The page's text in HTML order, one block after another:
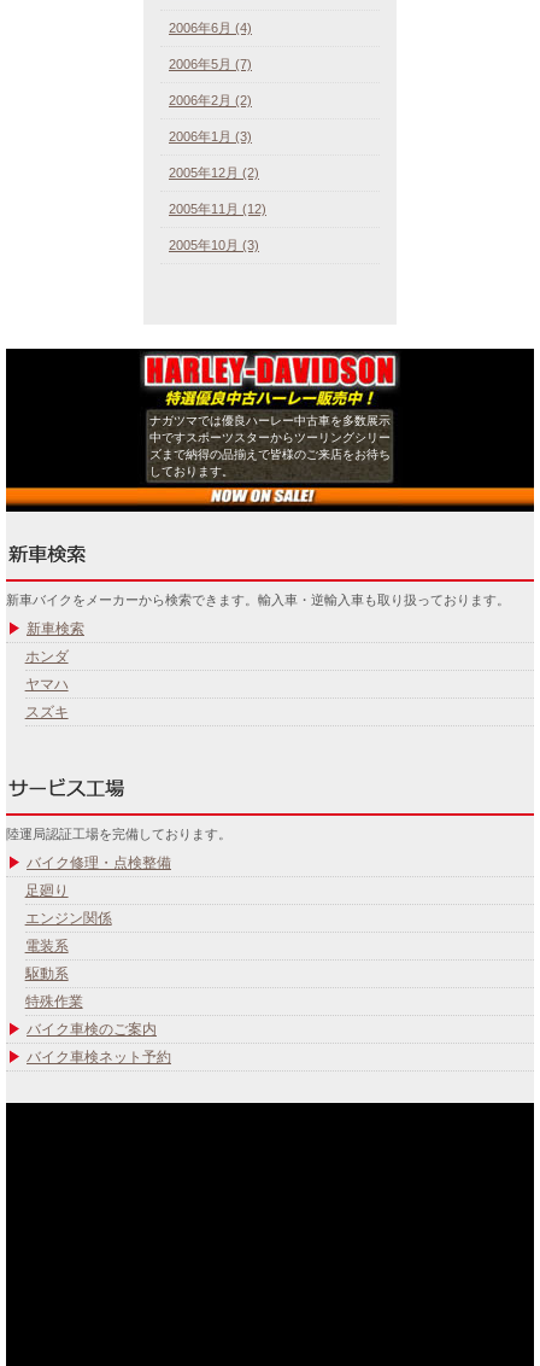
2006年6月 (4)
2006年5月 (7)
2006年2月 (2)
2006年1月 (3)
2005年12月 (2)
2005年11月 (12)
2005年10月 (3)
ナガツマでは優良ハーレー中古車を多数展示
中ですスポーツスターからツーリングシリー
ズまで納得の品揃えで皆様のご来店をお待ち
しております。
新車バイクをメーカーから検索できます。輸入車・逆輸入車も取り扱っております。
新車検索
ホンダ
ヤマハ
スズキ
陸運局認証工場を完備しております。
バイク修理・点検整備
足廻り
エンジン関係
電装系
駆動系
特殊作業
バイク車検のご案内
バイク車検ネット予約